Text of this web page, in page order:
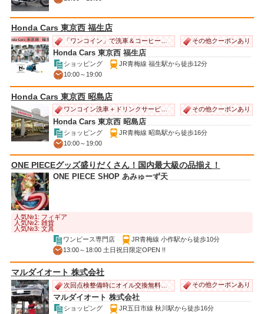
Honda Cars 東京西 福生店
「ワンコイン」で洗車＆コーヒーのサービス♪ その他クーポンあり
Honda Cars 東京西 福生店
ショッピング
JR青梅線 福生駅から徒歩12分
10:00～19:00
Honda Cars 東京西 昭島店
ワンコイン洗車＋ドリンクサービス！ その他クーポンあり
Honda Cars 東京西 昭島店
ショッピング
JR青梅線 昭島駅から徒歩16分
10:00～19:00
ONE PIECEグッズ盛りだくさん！国内最大級の品揃え！
ONE PIECE SHOP あみゅーず天
人気№1: フィギア
人気№2: 雑貨
人気№3: 文具
ワンピース専門店
JR青梅線 小作駅から徒歩10分
13:00～18:00 土日祝日限定OPEN !!
マルダイオート 株式会社
次回点検整備時にオイル交換無料サービス！ その他クーポンあり
マルダイオート 株式会社
ショッピング
JR五日市線 秋川駅から徒歩16分